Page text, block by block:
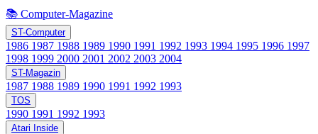
📚 Computer-Magazine
ST-Computer
1986 1987 1988 1989 1990 1991 1992 1993 1994 1995 1996 1997
1998 1999 2000 2001 2002 2003 2004
ST-Magazin
1987 1988 1989 1990 1991 1992 1993
TOS
1990 1991 1992 1993
Atari Inside